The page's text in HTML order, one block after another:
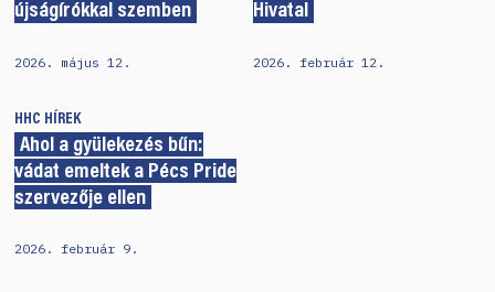
újságírókkal szemben
2026. május 12.
Hivatal
2026. február 12.
HHC HÍREK
Ahol a gyülekezés bűn:
vádat emeltek a Pécs Pride
szervezője ellen
2026. február 9.